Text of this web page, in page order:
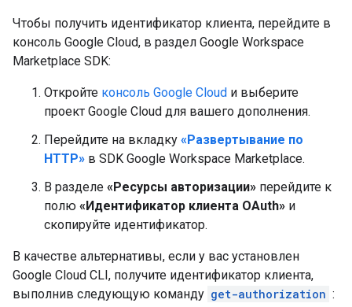
Чтобы получить идентификатор клиента, перейдите в
консоль Google Cloud, в раздел Google Workspace
Marketplace SDK:
Откройте консоль Google Cloud и выберите
проект Google Cloud для вашего дополнения.
Перейдите на вкладку «Развертывание по
HTTP» в SDK Google Workspace Marketplace.
В разделе «Ресурсы авторизации» перейдите к
полю «Идентификатор клиента OAuth» и
скопируйте идентификатор.
В качестве альтернативы, если у вас установлен
Google Cloud CLI, получите идентификатор клиента,
выполнив следующую команду get-authorization :